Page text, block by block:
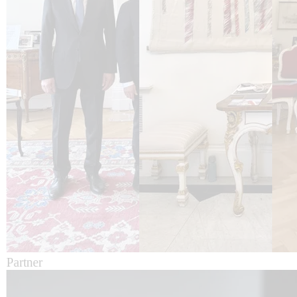
Partner